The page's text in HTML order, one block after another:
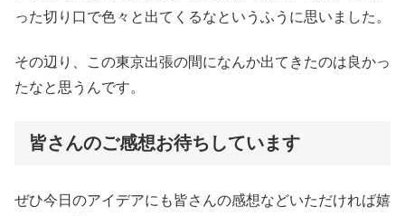
った切り口で色々と出てくるなというふうに思いました。
その辺り、この東京出張の間になんか出てきたのは良かっ
たなと思うんです。
皆さんのご感想お待ちしています
ぜひ今日のアイデアにも皆さんの感想などいただければ嬉